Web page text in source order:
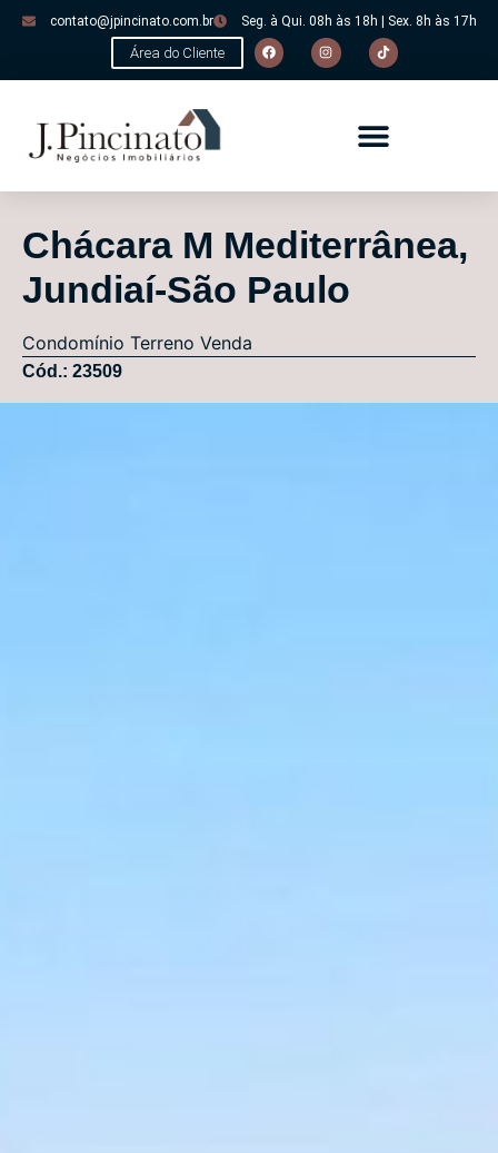
contato@jpincinato.com.br Seg. à Qui. 08h às 18h | Sex. 8h às 17h
Área do Cliente
Chácara M Mediterrânea,
Jundiaí-São Paulo
Condomínio Terreno Venda
Cód.: 23509